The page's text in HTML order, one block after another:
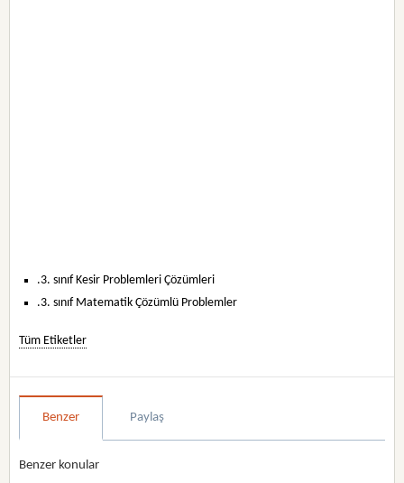
.3. sınıf Kesir Problemleri Çözümleri
.3. sınıf Matematik Çözümlü Problemler
Tüm Etiketler
Benzer Paylaş
Benzer konular